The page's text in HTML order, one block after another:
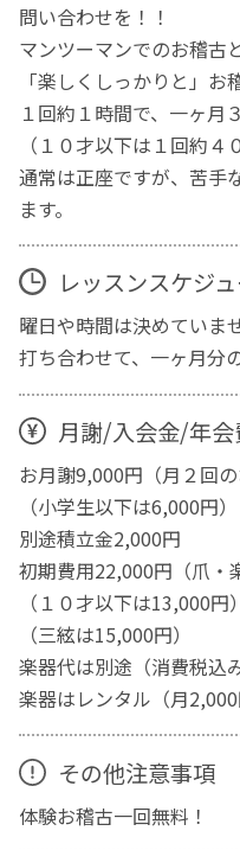
問い合わせを！！
マンツーマンでのお稽古
「楽しくしっかりと」お
１回約１時間で、一ヶ月
（１０才以下は１回約４
通常は正座ですが、苦手
ます。
レッスンスケジ
曜日や時間は決めていま
打ち合わせて、一ヶ月分
月謝/入会金/年会
お月謝9,000円（月２回の
（小学生以下は6,000円）
別途積立金2,000円
初期費用22,000円（爪・
（１０才以下は13,000円）
（三絃は15,000円）
楽器代は別途（消費税込
楽器はレンタル（月2,000
その他注意事項
体験お稽古一回無料！